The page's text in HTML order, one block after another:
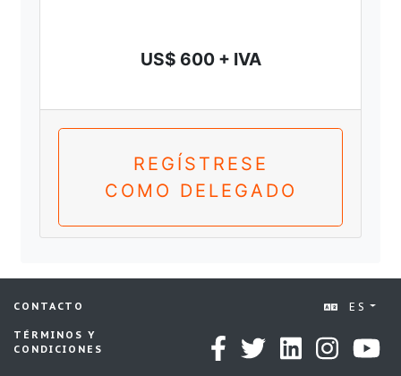
US$ 600 + IVA
REGÍSTRESE
COMO DELEGADO
CONTACTO
TÉRMINOS Y
CONDICIONES
ES